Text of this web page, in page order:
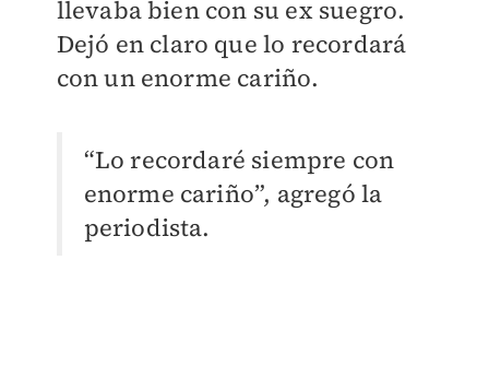
llevaba bien con su ex suegro.
Dejó en claro que lo recordará
con un enorme cariño.
“Lo recordaré siempre con
enorme cariño”, agregó la
periodista.